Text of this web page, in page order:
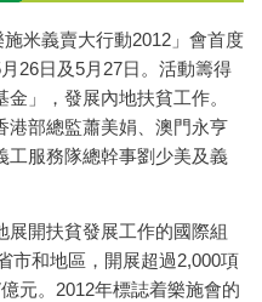
米義賣大行動2012」會首度
26日及5月27日。活動籌得
」，發展內地扶貧工作。
港部總監蕭美娟、澳門永亨
工服務隊總幹事劉少美及義
開扶貧發展工作的國際組
市和地區，開展超過2,000項
元。2012年標誌着樂施會的